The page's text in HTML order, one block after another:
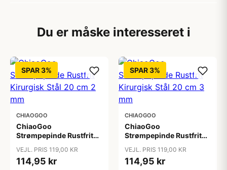
Du er måske interesseret i
SPAR 3%
CHIAOGOO
ChiaoGoo
Strømpepinde Rustfrit
mm
VEJL. PRIS 119,00 KR
114,95 kr
SPAR 3%
CHIAOGOO
ChiaoGoo
Strømpepinde Rustfrit
mm
VEJL. PRIS 119,00 KR
114,95 kr